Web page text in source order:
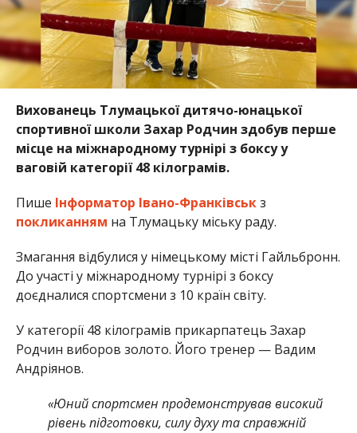
Вихованець Тлумацької дитячо-юнацької
спортивної школи Захар Родчин здобув перше
місце на міжнародному турнірі з боксу у
ваговій категорії 48 кілограмів.
Пише Інформатор Івано-Франківськз
покликанням на Тлумацьку міську раду.
Змагання відбулися у німецькому місті Гайльбронн.
До участі у міжнародному турнірі з боксу
доєдналися спортсмени з 10 країн світу.
У категорії 48 кілограмів прикарпатець Захар
Родчин виборов золото. Його тренер — Вадим
Андріянов.
«Юний спортсмен продемонстрував високий
рівень підготовки, силу духу та справжній